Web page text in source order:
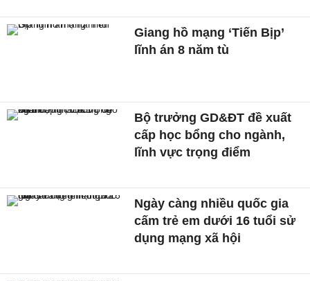
Giang hồ mạng ‘Tiến Bịp’
lĩnh án 8 năm tù
Bộ trưởng GD&ĐT đề xuất
cấp học bổng cho ngành,
lĩnh vực trọng điểm
Ngày càng nhiều quốc gia
cấm trẻ em dưới 16 tuổi sử
dụng mạng xã hội